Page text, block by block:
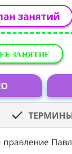
занятий
ЗАНЯТИЕ
правление